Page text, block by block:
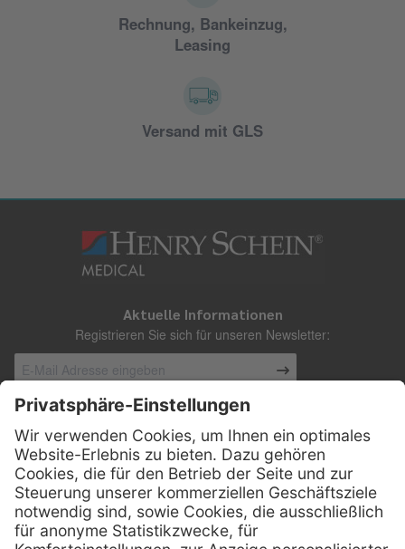
Rechnung, Bankeinzug,
Leasing
Versand mit GLS
Aktuelle Informationen
Registrieren Sie sich für unseren Newsletter:
Kontakt
Henry Schein Medical Austria GmbH
Schönbrunner Straße 297
A-1120 Wien
01 / 718 19 61 99